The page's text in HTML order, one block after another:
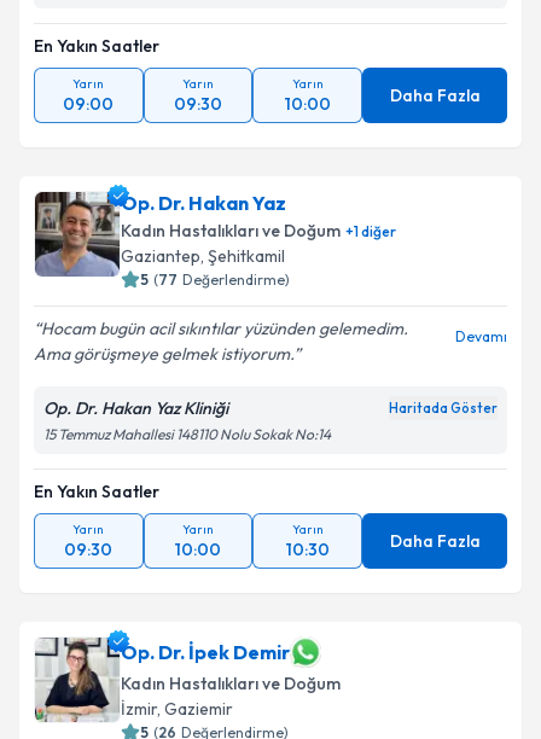
En Yakın Saatler
Yarın
09:00
Yarın
09:30
Yarın
10:00 Daha Fazla
Op. Dr. Hakan Yaz
Kadın Hastalıkları ve Doğum +1diğer
Gaziantep, Şehitkamil
5 (77 Değerlendirme)
Hocam bugün acil sıkıntılar yüzünden gelemedim.
Ama görüşmeye gelmek istiyorum.
Devamı
Op. Dr. Hakan Yaz Kliniği Haritada Göster
15 Temmuz Mahallesi 148110 Nolu Sokak No:14
En Yakın Saatler
Yarın
09:30
Yarın
10:00
Yarın
10:30 Daha Fazla
Op. Dr. İpek Demir
Kadın Hastalıkları ve Doğum
İzmir, Gaziemir
5 (26 Değerlendirme)